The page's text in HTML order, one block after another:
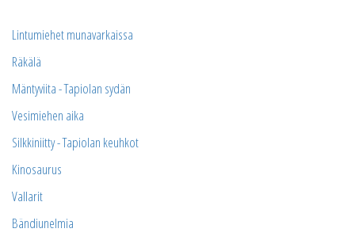
Lintumiehet munavarkaissa
Räkälä
Mäntyviita - Tapiolan sydän
Vesimiehen aika
Silkkiniitty - Tapiolan keuhkot
Kinosaurus
Vallarit
Bändiunelmia